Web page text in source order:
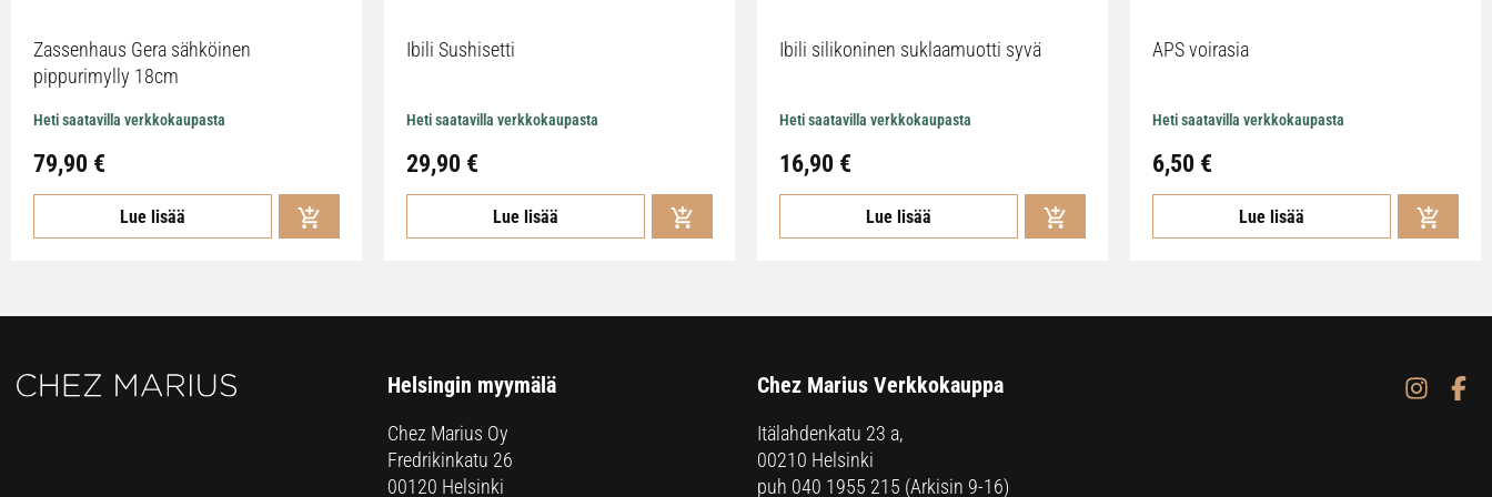
Zassenhaus Gera sähköinen
pippurimylly 18cm
Heti saatavilla verkkokaupasta
79,90 €
Lue lisää
Ibili Sushisetti
Heti saatavilla verkkokaupasta
29,90 €
Lue lisää
Ibili silikoninen suklaamuotti syvä
Heti saatavilla verkkokaupasta
16,90 €
Lue lisää
APS voirasia
Heti saatavilla verkkokaupasta
6,50 €
Lue lisää
Helsingin myymälä
Chez Marius Oy
Fredrikinkatu 26
00120 Helsinki
Chez Marius Verkkokauppa
Itälahdenkatu 23 a,
00210 Helsinki
puh 040 1955 215 (Arkisin 9-16)